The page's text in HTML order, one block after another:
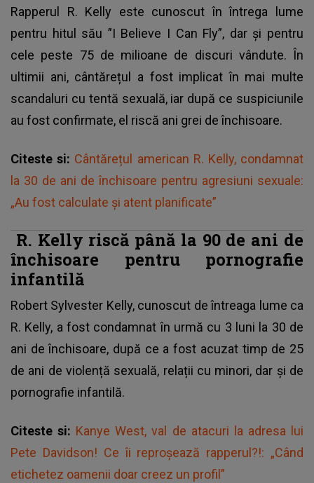
Rapperul R. Kelly este cunoscut în întrega lume
pentru hitul său ”I Believe I Can Fly”, dar și pentru
cele peste 75 de milioane de discuri vândute. În
ultimii ani, cântărețul a fost implicat în mai multe
scandaluri cu tentă sexuală, iar după ce suspiciunile
au fost confirmate, el riscă ani grei de închisoare.
Citeste si: Cântărețul american R. Kelly, condamnat
la 30 de ani de închisoare pentru agresiuni sexuale:
„Au fost calculate și atent planificate”
R. Kelly riscă până la 90 de ani de
închisoare pentru pornografie
infantilă
Robert Sylvester Kelly, cunoscut de întreaga lume ca
R. Kelly, a fost condamnat în urmă cu 3 luni la 30 de
ani de închisoare, după ce a fost acuzat timp de 25
de ani de violență sexuală, relații cu minori, dar și de
pornografie infantilă.
Citeste si: Kanye West, val de atacuri la adresa lui
Pete Davidson! Ce îi reproșează rapperul?!: „Când
etichetez oamenii doar creez un profil”